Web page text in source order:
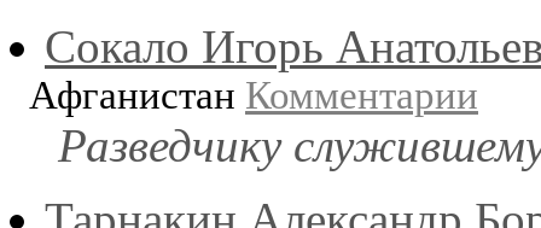
Сокало Игорь
Афганистан Комментарии
Разведчику